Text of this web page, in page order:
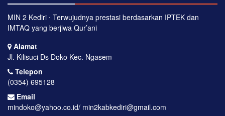
MIN 2 Kediri ⋅ Terwujudnya prestasi berdasarkan IPTEK dan
IMTAQ yang berjiwa Qur’ani
Alamat
Jl. Kilisuci Ds Doko Kec. Ngasem
Telepon
(0354) 695128
Email
mindoko@yahoo.co.id/ min2kabkediri@gmail.com